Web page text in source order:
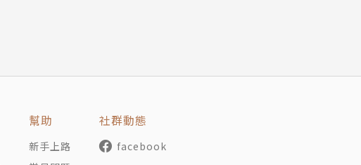
幫助
新手上路
社群動態
facebook